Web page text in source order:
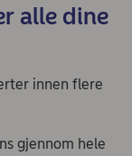
alle dine
innen flere
gjennom hele